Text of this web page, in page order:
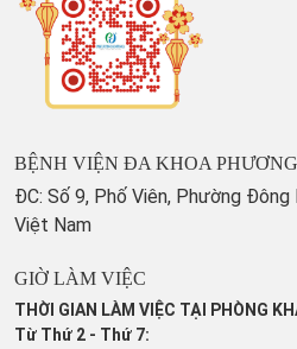
BỆNH VIỆN ĐA KHOA
ĐC: Số 9, Phố Viên, Phường Đông
Việt Nam
GIỜ LÀM VIỆC
THỜI GIAN LÀM VIỆC TẠI PHÒNG
Từ Thứ 2 - Thứ 7: